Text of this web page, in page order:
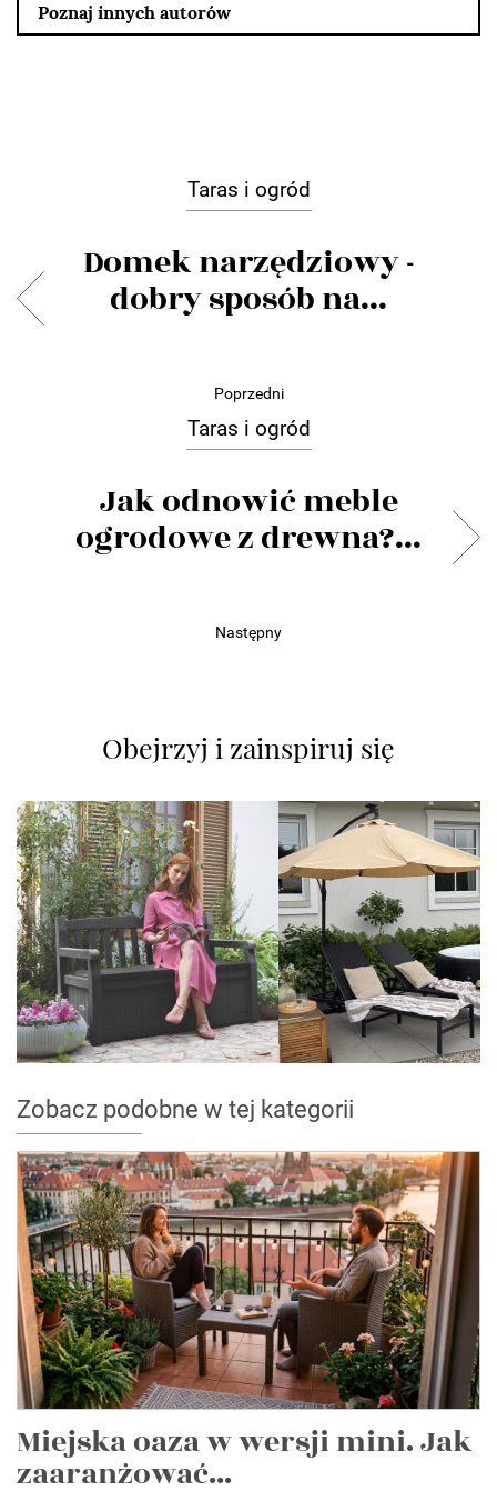
Poznaj innych autorów
Taras i ogród
Domek narzędziowy -
dobry sposób na...
Poprzedni
Taras i ogród
Jak odnowić meble
ogrodowe z drewna?...
Następny
Obejrzyj i zainspiruj się
Zobacz podobne w tej kategorii
Miejska oaza w wersji mini. Jak
zaaranżować...